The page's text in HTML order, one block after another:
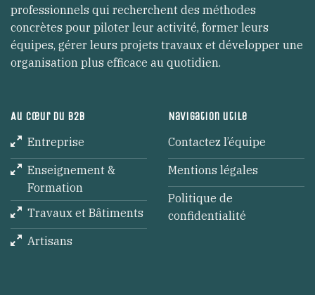
professionnels qui recherchent des méthodes
concrètes pour piloter leur activité, former leurs
équipes, gérer leurs projets travaux et développer une
organisation plus efficace au quotidien.
Au cœur du B2B
Entreprise
Enseignement &
Formation
Travaux et Bâtiments
Artisans
Navigation utile
Contactez l’équipe
Mentions légales
Politique de
confidentialité